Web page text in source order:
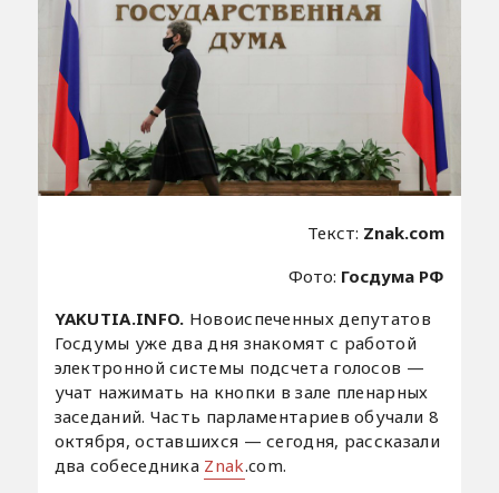
Текст: Znak.com
Фото: Госдума РФ
YAKUTIA.INFO. Новоиспеченных депутатов
Госдумы уже два дня знакомят с работой
электронной системы подсчета голосов —
учат нажимать на кнопки в зале пленарных
заседаний. Часть парламентариев обучали 8
октября, оставшихся — сегодня, рассказали
два собеседника Znak.com.